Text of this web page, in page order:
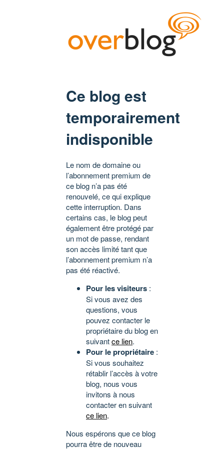
Ce blog est
temporairement
indisponible
Le nom de domaine ou
l’abonnement premium de
ce blog n’a pas été
renouvelé, ce qui explique
cette interruption. Dans
certains cas, le blog peut
également être protégé par
un mot de passe, rendant
son accès limité tant que
l’abonnement premium n’a
pas été réactivé.
Pour les visiteurs :
Si vous avez des
questions, vous
pouvez contacter le
propriétaire du blog en
suivantce lien.
Pour le propriétaire :
Si vous souhaitez
rétablir l’accès à votre
blog, nous vous
invitons à nous
contacter en suivant
ce lien.
Nous espérons que ce blog
pourra être de nouveau